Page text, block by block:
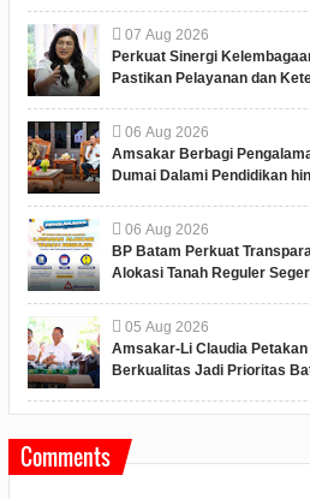
07 Aug 2026
Perkuat Sinergi
Pastikan Pelayanan dan
06 Aug 2026
Amsakar Berbagi
Dumai Dalami Pendidikan
06 Aug 2026
BP Batam Perkuat
Alokasi Tanah Reguler
05 Aug 2026
Amsakar-Li Claudia
Berkualitas Jadi Prioritas
Comments